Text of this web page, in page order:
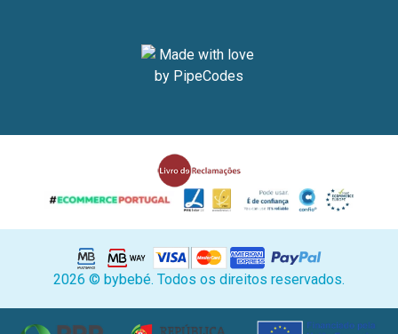
2026 © bybebé. Todos os direitos reservados.